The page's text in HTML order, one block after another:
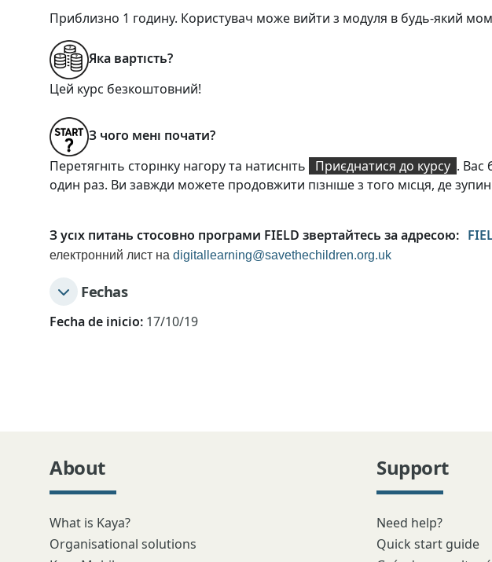
Приблизно 1 годину. Користувач може вийти з модуля в будь-який
Яка вартість?
Цей курс безкоштовний!
З чого мені почати?
Перетягніть сторінку нагору та натисніть
Приєднатися до курсу . Вас
один раз. Ви завжди можете продовжити пізніше з того місця, де
З усіх питань стосовно програми FIELD звертайтесь за адресою:
електронний лист на digitallearning@savethechildren.org.uk
Fechas
Fecha de inicio: 17/10/19
About
What is Kaya?
Organisational solutions
Support
Need help?
Quick start guide